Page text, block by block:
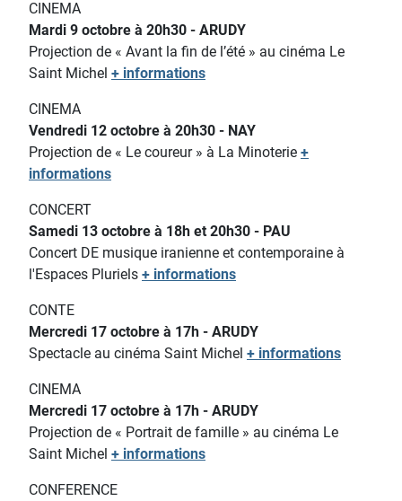
CINEMA
Mardi 9 octobre à 20h30 - ARUDY
Projection de « Avant la fin de l’été » au cinéma Le
Saint Michel + informations
CINEMA
Vendredi 12 octobre à 20h30 - NAY
Projection de « Le coureur » à La Minoterie +
informations
CONCERT
Samedi 13 octobre à 18h et 20h30 - PAU
Concert DE musique iranienne et contemporaine à
l'Espaces Pluriels + informations
CONTE
Mercredi 17 octobre à 17h - ARUDY
Spectacle au cinéma Saint Michel + informations
CINEMA
Mercredi 17 octobre à 17h - ARUDY
Projection de « Portrait de famille » au cinéma Le
Saint Michel + informations
CONFERENCE